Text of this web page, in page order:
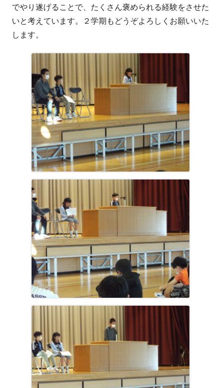
でやり遂げることで、たくさん褒められる経験をさせた
いと考えています。２学期もどうぞよろしくお願いいた
します。